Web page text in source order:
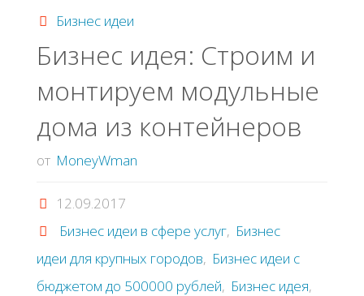
Бизнес идеи
Бизнес идея: Строим и
монтируем модульные
дома из контейнеров
от MoneyWman
12.09.2017
Бизнес идеи в сфере услуг, Бизнес
идеи для крупных городов, Бизнес идеи с
бюджетом до 500000 рублей, Бизнес идея,